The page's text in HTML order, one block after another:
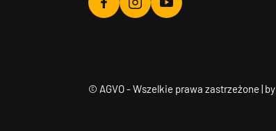
Agvo
Agvo
Agvo
© AGVO - Wszelkie prawa zastrzeżone | by